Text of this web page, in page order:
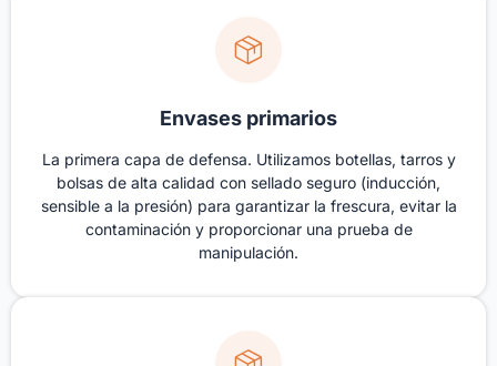
Envases primarios
La primera capa de defensa. Utilizamos botellas, tarros y
bolsas de alta calidad con sellado seguro (inducción,
sensible a la presión) para garantizar la frescura, evitar la
contaminación y proporcionar una prueba de
manipulación.